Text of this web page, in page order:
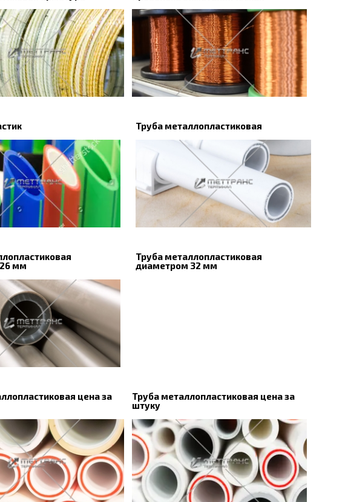
Труба металлопластиковая
мм
Труба металлопластиковая
диаметром 32 мм
цена за
Труба металлопластиковая цена за
штуку